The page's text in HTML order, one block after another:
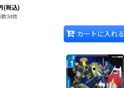
(税込)
数34枚
カートに入れる